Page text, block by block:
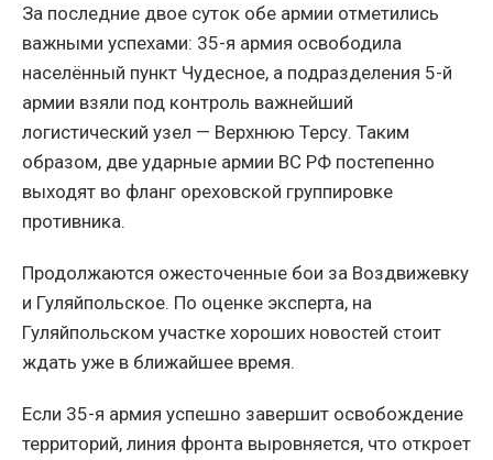
За последние двое суток обе армии отметились
важными успехами: 35-я армия освободила
населённый пункт Чудесное, а подразделения 5-й
армии взяли под контроль важнейший
логистический узел — Верхнюю Терсу. Таким
образом, две ударные армии ВС РФ постепенно
выходят во фланг ореховской группировке
противника.
Продолжаются ожесточенные бои за Воздвижевку
и Гуляйпольское. По оценке эксперта, на
Гуляйпольском участке хороших новостей стоит
ждать уже в ближайшее время.
Если 35-я армия успешно завершит освобождение
территорий, линия фронта выровняется, что откроет